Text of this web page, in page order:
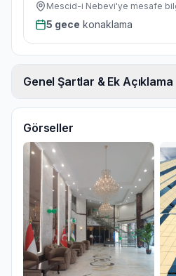
Mescid-i Nebevi'ye mesafe
5 gece konaklama
Genel Şartlar & Ek Açıklama
Görseller